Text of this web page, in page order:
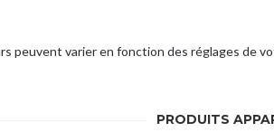
peuvent varier en fonction des réglages de
PRODUITS